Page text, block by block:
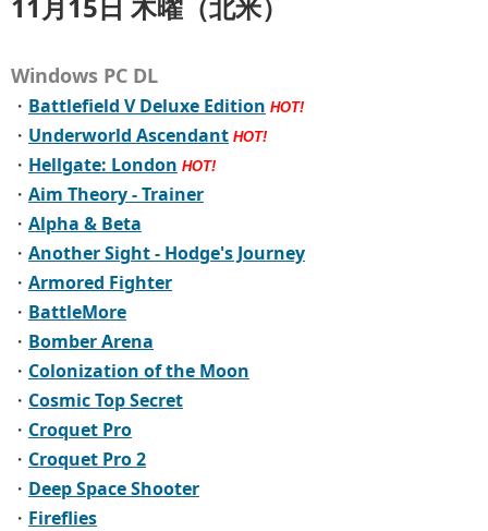
Windows PC DL
・ Battlefield V Deluxe Edition HOT!
・ Underworld Ascendant HOT!
・ Hellgate: London HOT!
・ Aim Theory - Trainer
・ Alpha & Beta
・ Another Sight - Hodge's Journey
・ Armored Fighter
・ BattleMore
・ Bomber Arena
・ Colonization of the Moon
・ Cosmic Top Secret
・ Croquet Pro
・ Croquet Pro 2
・ Deep Space Shooter
・ Fireflies